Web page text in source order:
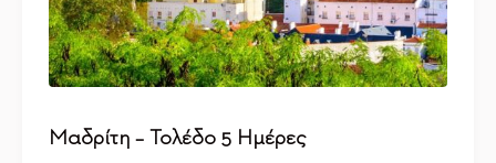
Μαδρίτη – Τολέδο 5 Ημέρες